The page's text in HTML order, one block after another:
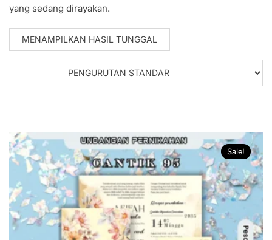
yang sedang dirayakan.
MENAMPILKAN HASIL TUNGGAL
Sale!